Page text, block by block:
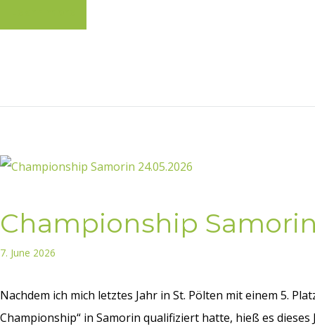
Championship
7. June 2026
Nachdem ich mich letztes Jahr in St. Pölten mit einem 5.
Championship“ in Samorin qualifiziert hatte, hieß es